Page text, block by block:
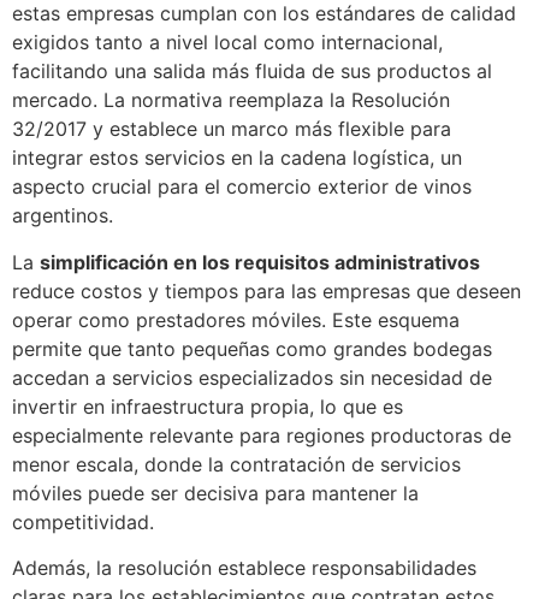
estas empresas cumplan con los estándares de calidad
exigidos tanto a nivel local como internacional,
facilitando una salida más fluida de sus productos al
mercado. La normativa reemplaza la Resolución
32/2017 y establece un marco más flexible para
integrar estos servicios en la cadena logística, un
aspecto crucial para el comercio exterior de vinos
argentinos.
La simplificación en los requisitos administrativos
reduce costos y tiempos para las empresas que deseen
operar como prestadores móviles. Este esquema
permite que tanto pequeñas como grandes bodegas
accedan a servicios especializados sin necesidad de
invertir en infraestructura propia, lo que es
especialmente relevante para regiones productoras de
menor escala, donde la contratación de servicios
móviles puede ser decisiva para mantener la
competitividad.
Además, la resolución establece responsabilidades